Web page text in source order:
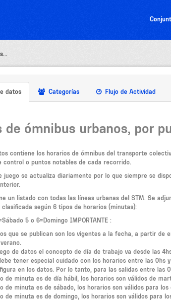
datos Categorías Flujo de Actividad
de ómnibus urbanos, por
contiene los horarios de ómnibus del transporte
control o puntos notables de cada recorrido.
juego se actualiza diariamente por lo que siempre se
un listado con todas las líneas urbanas del STM. Se
según 6 tipos de horarios (minutas):
5 o 6=Domingo IMPORTANTE :
que se publican son los vigentes a la fecha, a partir de
de datos el concepto de día de trabajo va desde las
tener especial cuidado con los horarios entre las 0hs
en los datos. Por lo tanto, para las salidas entre las
de minuta es de día hábil, los horarios son válidos de
de minuta es de sábado, los horarios son válidos para los
de minuta es de domingo, los horarios son válidos para